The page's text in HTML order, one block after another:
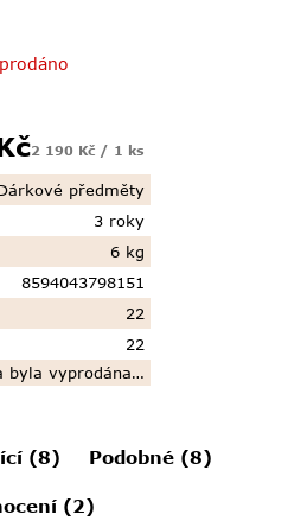
cena:
2 190 Kč / 1 ks
předměty
3 roky
6 kg
8594043798151
22
22
byla vyprodána…
(8) Podobné (8)
(2)